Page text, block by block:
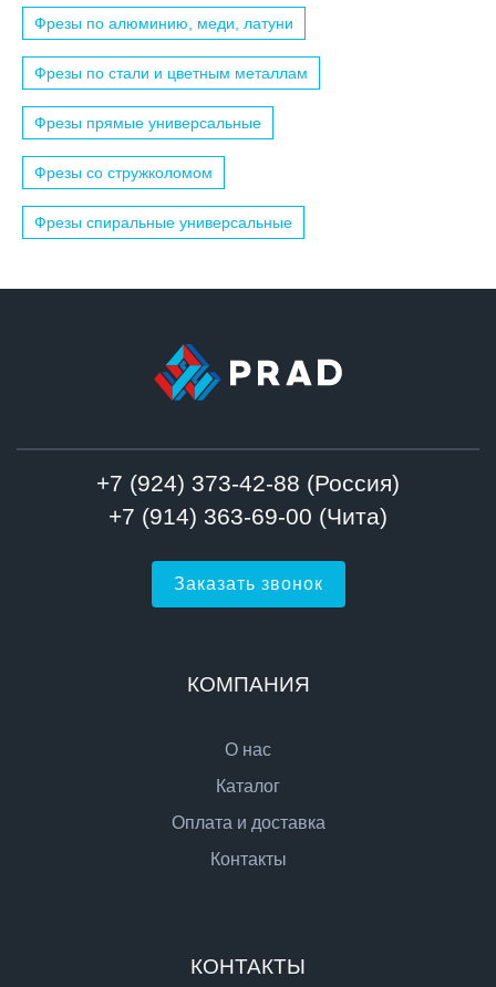
Фрезы по алюминию, меди, латуни
Фрезы по стали и цветным металлам
Фрезы прямые универсальные
Фрезы со стружколомом
Фрезы спиральные универсальные
+7 (924) 373-42-88 (Россия)
+7 (914) 363-69-00 (Чита)
Заказать звонок
КОМПАНИЯ
О нас
Каталог
Оплата и доставка
Контакты
КОНТАКТЫ